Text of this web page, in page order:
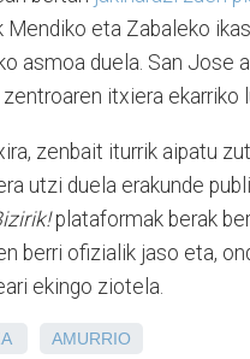
Mendiko eta Zabaleko
asmoa duela. San Jose
itxiera ekarriko
zenbait iturrik aipatu
utzi duela erakunde
plataformak berak
berri ofizialik jaso eta,
ekingo ziotela.
AMURRIO